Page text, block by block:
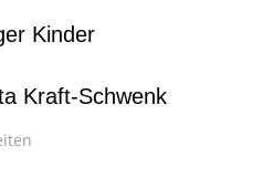
Kinder
Kraft-Schwenk